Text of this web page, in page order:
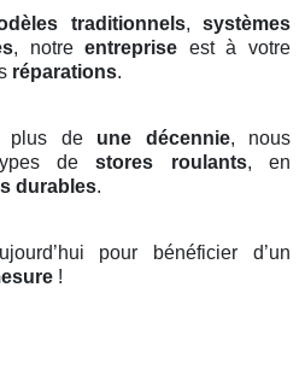
traditionnels, systèmes
, notreentreprise est à votre
réparations.
plus de une décennie, nous
destores roulants, en
durables.
pour bénéficier d’un
!